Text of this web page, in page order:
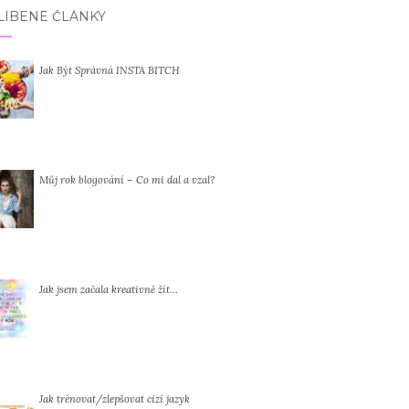
ČLÁNKY
Jak Být Správná INSTA BITCH
Můj rok blogování – Co mi dal a vzal?
Jak jsem začala kreativně žít…
Jak trénovat/zlepšovat cizí jazyk